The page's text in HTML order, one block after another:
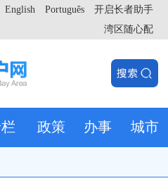
开启长者助手
Português
English
湾区随心配
政策 办事 城市